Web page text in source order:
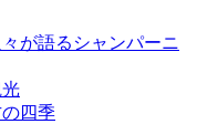
が語るシャンパーニ
四季